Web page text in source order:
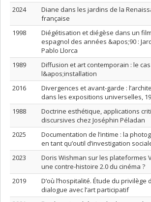
2024
Diane dans les jardins de la
française
1998
Diégétisation et diégèse dans un
espagnol des années &apos;90 :
Pablo Llorca
1989
Diffusion et art contemporain : le
l&apos;installation
2016
Divergences et avant-garde :
dans les expositions universelles,
1988
Doctrine esthétique, applications
discursives chez Joséphin Péladan
2025
Documentation de l’intime : la
en tant qu’outil d’investigation
2023
Doris Wishman sur les plateformes
une contre-histoire 2.0 du cinéma ?
2019
D’où l’hospitalité. Étude du privilège
dialogue avec l’art participatif